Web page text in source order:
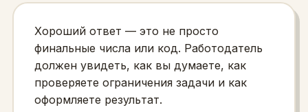
Хороший ответ — это не просто
финальные числа или код. Работодатель
должен увидеть, как вы думаете, как
проверяете ограничения задачи и как
оформляете результат.